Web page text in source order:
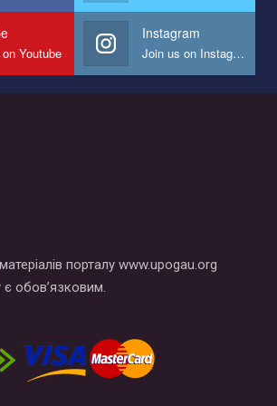
с насилием и дискриминацией на почве
сделать - это зайти на наш канал YouTube
лайк под видео.
Youtube
Instagram
Join us on Instagram
порталу www.upogau.org
обов’язковим.